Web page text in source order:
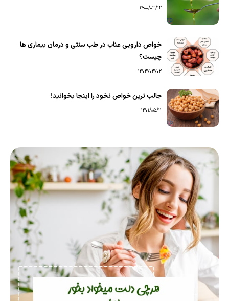
1400/03/12
خواص دارویی عناب در طب سنتی و درمان بیماری ها
چیست؟
1403/03/02
جالب ترین خواص نخود را اینجا بخوانید!
1401/05/11